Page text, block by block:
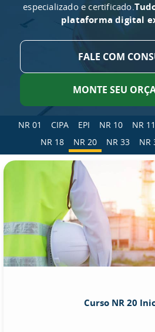
especializado e certificado.
plataforma digital
FALE COM
MONTE SEU
NR 01 CIPA EPI NR 10 NR 11
NR 18
NR 20 NR 33 NR
Curso NR 20